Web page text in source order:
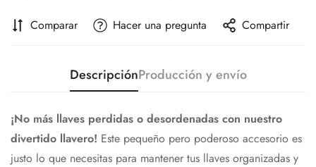
Comparar Hacer una pregunta Compartir
DescripciónProducción y envío
¡No más llaves perdidas o desordenadas con nuestro
divertido llavero! Este pequeño pero poderoso accesorio es
justo lo que necesitas para mantener tus llaves organizadas y